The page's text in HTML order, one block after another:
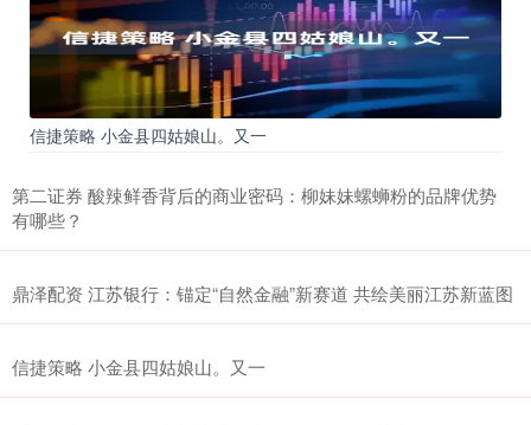
信捷策略 小金县四姑娘山。又一
第二证券 酸辣鲜香背后的商业密码：柳妹妹螺蛳粉的品牌优势
有哪些？
鼎泽配资 江苏银行：锚定“自然金融”新赛道 共绘美丽江苏新蓝图
信捷策略 小金县四姑娘山。又一